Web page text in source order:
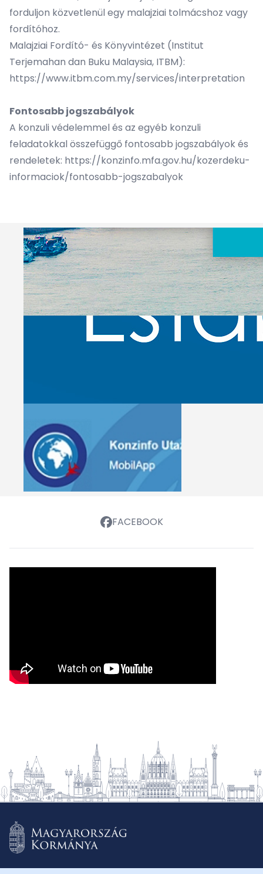
forduljon közvetlenül egy malajziai tolmácshoz vagy
fordítóhoz.
Malajziai Fordító- és Könyvintézet (Institut
Terjemahan dan Buku Malaysia, ITBM):
https://www.itbm.com.my/services/interpretation
Fontosabb jogszabályok
A konzuli védelemmel és az egyéb konzuli
feladatokkal összefüggő fontosabb jogszabályok és
rendeletek: https://konzinfo.mfa.gov.hu/kozerdeku-
informaciok/fontosabb-jogszabalyok
FACEBOOK